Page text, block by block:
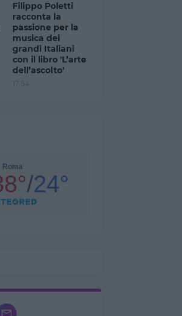
Filippo Poletti
racconta la
passione per la
musica dei
grandi Italiani
con il libro 'L’arte
dell’ascolto'
17:54